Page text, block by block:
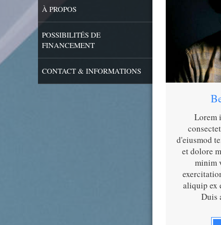
À PROPOS
POSSIBILITÉS DE
FINANCEMENT
CONTACT & INFORMATIONS
Lorem
d'eiusmod
et dolore
minim
aliquip ex
Duis